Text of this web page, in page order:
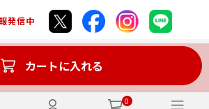
0
カートに入れる
発信中